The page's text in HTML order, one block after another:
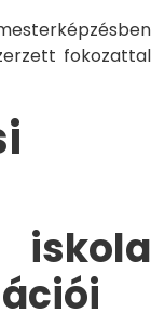
fokozattal